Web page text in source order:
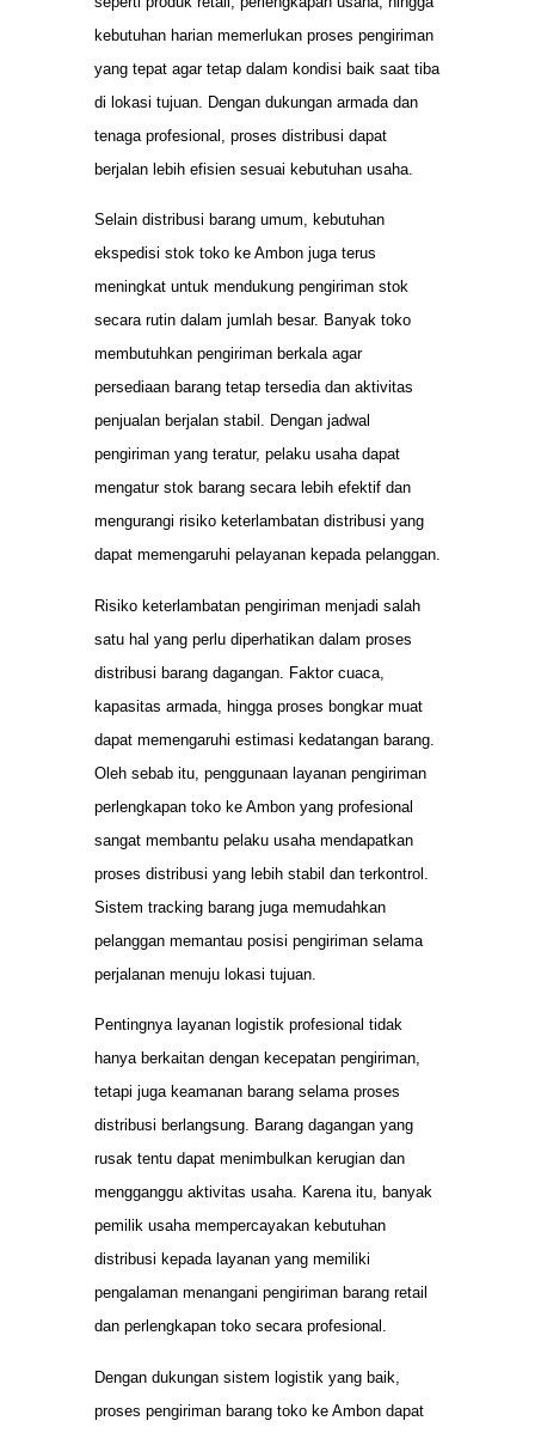
kebutuhan harian memerlukan proses pengiriman
yang tepat agar tetap dalam kondisi baik saat tiba
di lokasi tujuan. Dengan dukungan armada dan
tenaga profesional, proses distribusi dapat
berjalan lebih efisien sesuai kebutuhan usaha.
Selain distribusi barang umum, kebutuhan
ekspedisi stok toko ke Ambon juga terus
meningkat untuk mendukung pengiriman stok
secara rutin dalam jumlah besar. Banyak toko
membutuhkan pengiriman berkala agar
persediaan barang tetap tersedia dan aktivitas
penjualan berjalan stabil. Dengan jadwal
pengiriman yang teratur, pelaku usaha dapat
mengatur stok barang secara lebih efektif dan
mengurangi risiko keterlambatan distribusi yang
dapat memengaruhi pelayanan kepada pelanggan.
Risiko keterlambatan pengiriman menjadi salah
satu hal yang perlu diperhatikan dalam proses
distribusi barang dagangan. Faktor cuaca,
kapasitas armada, hingga proses bongkar muat
dapat memengaruhi estimasi kedatangan barang.
Oleh sebab itu, penggunaan layanan pengiriman
perlengkapan toko ke Ambon yang profesional
sangat membantu pelaku usaha mendapatkan
proses distribusi yang lebih stabil dan terkontrol.
Sistem tracking barang juga memudahkan
pelanggan memantau posisi pengiriman selama
perjalanan menuju lokasi tujuan.
Pentingnya layanan logistik profesional tidak
hanya berkaitan dengan kecepatan pengiriman,
tetapi juga keamanan barang selama proses
distribusi berlangsung. Barang dagangan yang
rusak tentu dapat menimbulkan kerugian dan
mengganggu aktivitas usaha. Karena itu, banyak
pemilik usaha mempercayakan kebutuhan
distribusi kepada layanan yang memiliki
pengalaman menangani pengiriman barang retail
dan perlengkapan toko secara profesional.
Dengan dukungan sistem logistik yang baik,
proses pengiriman barang toko ke Ambon dapat